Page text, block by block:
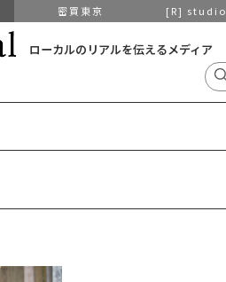
密買東京 [R] studio
ローカルのリアルを伝えるメディア